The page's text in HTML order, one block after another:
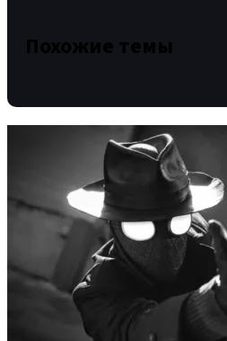
Похожие темы